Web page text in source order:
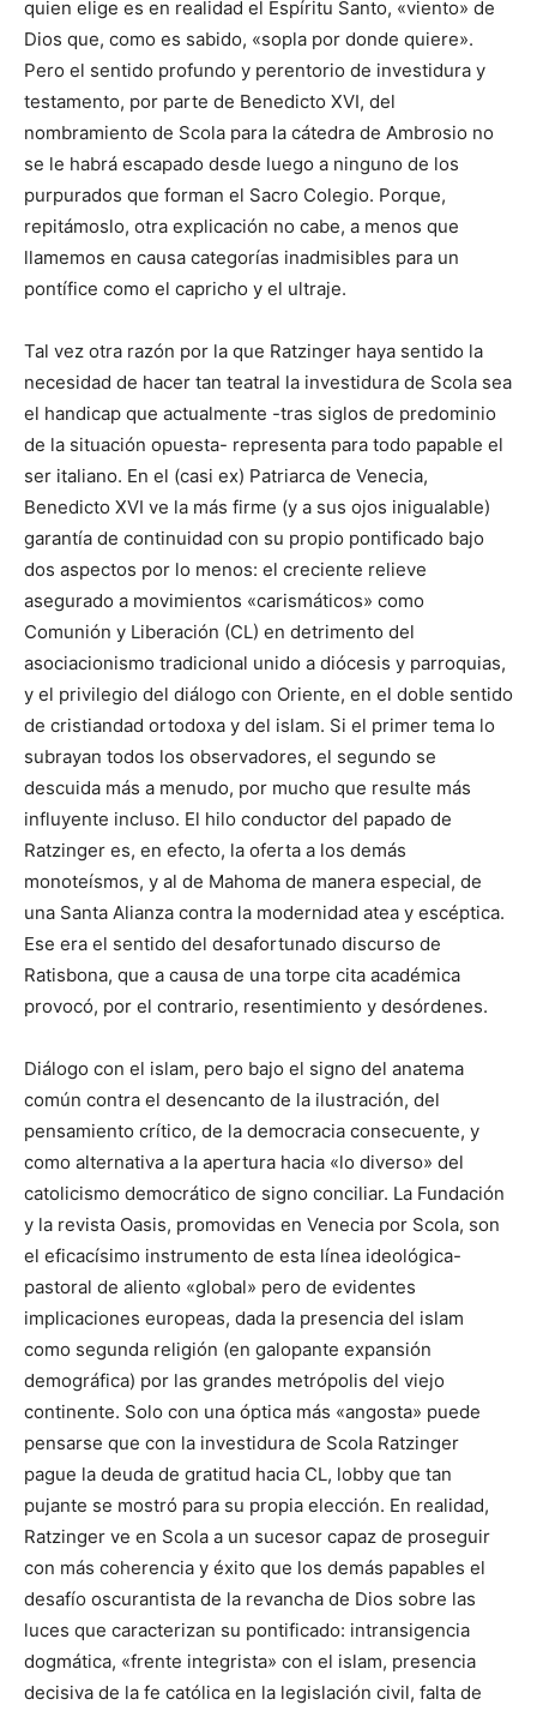
quien elige es en realidad el Espíritu Santo, «viento» de
Dios que, como es sabido, «sopla por donde quiere».
Pero el sentido profundo y perentorio de investidura y
testamento, por parte de Benedicto XVI, del
nombramiento de Scola para la cátedra de Ambrosio no
se le habrá escapado desde luego a ninguno de los
purpurados que forman el Sacro Colegio. Porque,
repitámoslo, otra explicación no cabe, a menos que
llamemos en causa categorías inadmisibles para un
pontífice como el capricho y el ultraje.
Tal vez otra razón por la que Ratzinger haya sentido la
necesidad de hacer tan teatral la investidura de Scola sea
el handicap que actualmente -tras siglos de predominio
de la situación opuesta- representa para todo papable el
ser italiano. En el (casi ex) Patriarca de Venecia,
Benedicto XVI ve la más firme (y a sus ojos inigualable)
garantía de continuidad con su propio pontificado bajo
dos aspectos por lo menos: el creciente relieve
asegurado a movimientos «carismáticos» como
Comunión y Liberación (CL) en detrimento del
asociacionismo tradicional unido a diócesis y parroquias,
y el privilegio del diálogo con Oriente, en el doble sentido
de cristiandad ortodoxa y del islam. Si el primer tema lo
subrayan todos los observadores, el segundo se
descuida más a menudo, por mucho que resulte más
influyente incluso. El hilo conductor del papado de
Ratzinger es, en efecto, la oferta a los demás
monoteísmos, y al de Mahoma de manera especial, de
una Santa Alianza contra la modernidad atea y escéptica.
Ese era el sentido del desafortunado discurso de
Ratisbona, que a causa de una torpe cita académica
provocó, por el contrario, resentimiento y desórdenes.
Diálogo con el islam, pero bajo el signo del anatema
común contra el desencanto de la ilustración, del
pensamiento crítico, de la democracia consecuente, y
como alternativa a la apertura hacia «lo diverso» del
catolicismo democrático de signo conciliar. La Fundación
y la revista Oasis, promovidas en Venecia por Scola, son
el eficacísimo instrumento de esta línea ideológica-
pastoral de aliento «global» pero de evidentes
implicaciones europeas, dada la presencia del islam
como segunda religión (en galopante expansión
demográfica) por las grandes metrópolis del viejo
continente. Solo con una óptica más «angosta» puede
pensarse que con la investidura de Scola Ratzinger
pague la deuda de gratitud hacia CL, lobby que tan
pujante se mostró para su propia elección. En realidad,
Ratzinger ve en Scola a un sucesor capaz de proseguir
con más coherencia y éxito que los demás papables el
desafío oscurantista de la revancha de Dios sobre las
luces que caracterizan su pontificado: intransigencia
dogmática, «frente integrista» con el islam, presencia
decisiva de la fe católica en la legislación civil, falta de